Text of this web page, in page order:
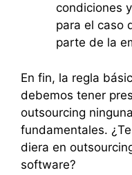
condiciones
para el caso
parte de la
En fin, la regla
debemos tener
outsourcing
fundamentales.
diera en
software?